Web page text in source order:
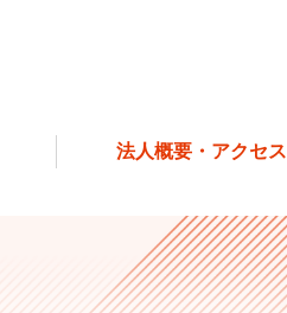
法人概要・アクセス